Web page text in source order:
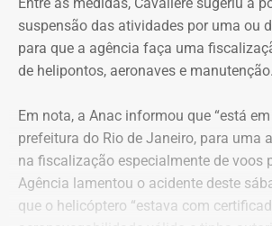
escritor ainda garoto, em Alagoas,
suspensão das atividades por uma ou
para que a agência faça uma
de helipontos, aeronaves e manutenção.
Em nota, a Anac informou que “está
prefeitura do Rio de Janeiro, para uma
na fiscalização especialmente de voos
Agência lamentou o acidente deste
que o helicóptero “estava com